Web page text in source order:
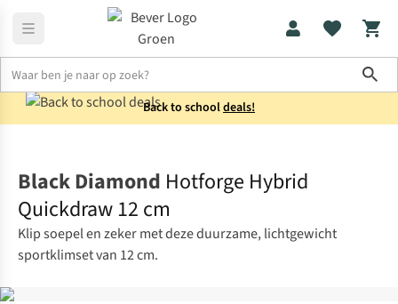
Back to schooldeals!
Black Diamond Hotforge Hybrid
Quickdraw 12 cm
Klip soepel en zeker met deze duurzame, lichtgewicht
sportklimset van 12 cm.